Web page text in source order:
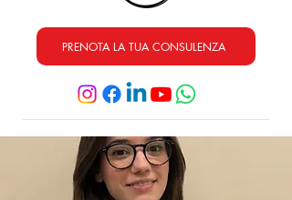
PRENOTA LA TUA CONSULENZA